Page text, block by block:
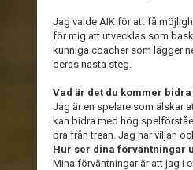
Jag valde AIK för att få
för mig att utvecklas som
kunniga coacher som lägger
deras nästa steg.
Vad är det du kommer bidra
Jag är en spelare som älskar
kan bidra med hög
bra från trean. Jag har viljan
Hur ser dina förväntningar
Mina förväntningar är att jag i